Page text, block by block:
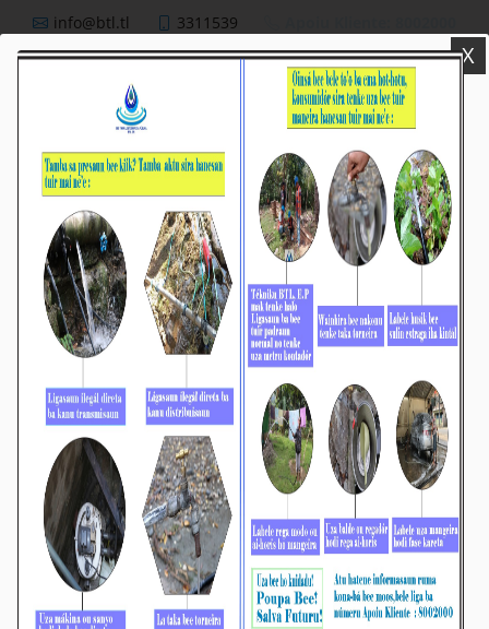
info@btl.tl 3311539
BTL, E.P Disemina Regulamentu sira Molok
Inaugura Sistema Kanalizasaun no Fornese
Bee ba Komunidade iha PA Laga
X